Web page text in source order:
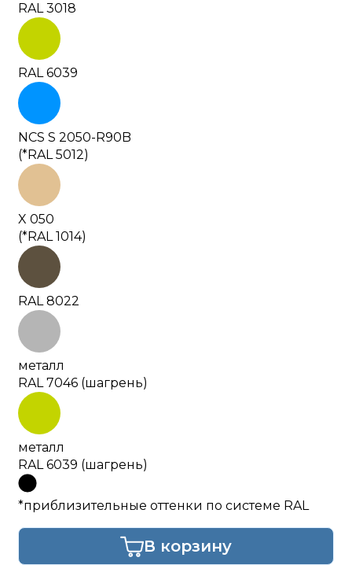
RAL 3018
RAL 6039
NCS S 2050-R90B
(*RAL 5012)
X 050
(*RAL 1014)
RAL 8022
металл
RAL 7046 (шагрень)
металл
RAL 6039 (шагрень)
*приблизительные оттенки по системе RAL
В корзину